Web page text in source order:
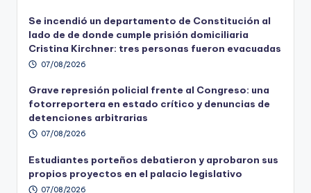
Se incendió un departamento de Constitución al
lado de de donde cumple prisión domiciliaria
Cristina Kirchner: tres personas fueron evacuadas
07/08/2026
Grave represión policial frente al Congreso: una
fotorreportera en estado crítico y denuncias de
detenciones arbitrarias
07/08/2026
Estudiantes porteños debatieron y aprobaron sus
propios proyectos en el palacio legislativo
07/08/2026